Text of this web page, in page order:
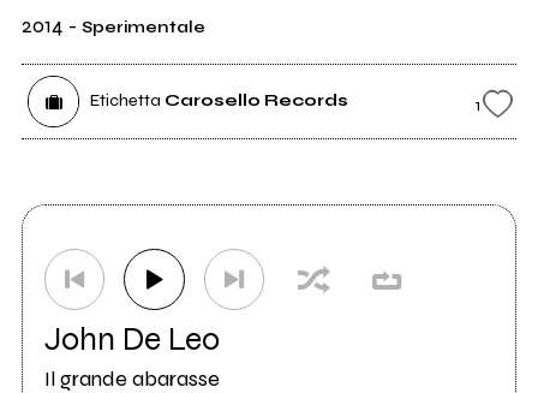
2014 - Sperimentale
Etichetta Carosello Records 1
John De Leo
Il grande abarasse